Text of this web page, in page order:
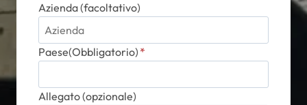
Azienda (facoltativo)
Paese(Obbligatorio) *
Allegato (opzionale)